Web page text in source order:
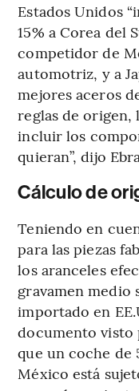
Estados Unidos
15% a Corea del
competidor de
automotriz, y a
mejores aceros
reglas de origen,
incluir los
quieran”, dijo
Cálculo de
Teniendo en
para las piezas
los aranceles
gravamen medio
importado en
documento visto
que un coche de
México está